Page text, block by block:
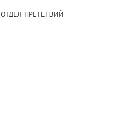
ОТДЕЛ ПРЕТЕНЗИЙ